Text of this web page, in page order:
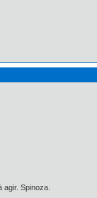
Spinoza.